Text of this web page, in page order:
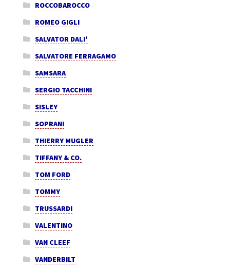
ROCCOBAROCCO
ROMEO GIGLI
SALVATOR DALI'
SALVATORE FERRAGAMO
SAMSARA
SERGIO TACCHINI
SISLEY
SOPRANI
THIERRY MUGLER
TIFFANY & CO.
TOM FORD
TOMMY
TRUSSARDI
VALENTINO
VAN CLEEF
VANDERBILT